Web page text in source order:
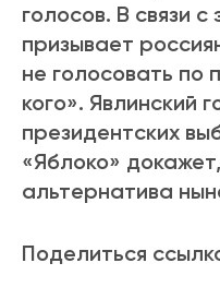
голосов. В связи с
призывает
не голосовать по
кого». Явлинский
президентских
«Яблоко»
альтернатива
Поделиться